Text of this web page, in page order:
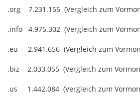
.org 7.231.155 (Vergleich zum
.info 4.975.302 (Vergleich zum
.eu 2.941.656 (Vergleich zum
.biz 2.033.055 (Vergleich zum
.us 1.442.084 (Vergleich zum